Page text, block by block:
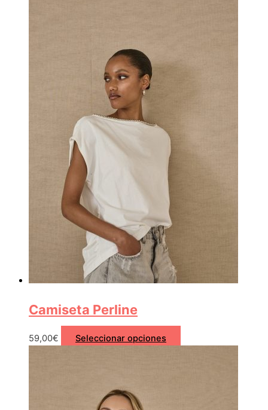
Camiseta Perline
59,00€ Seleccionar opciones